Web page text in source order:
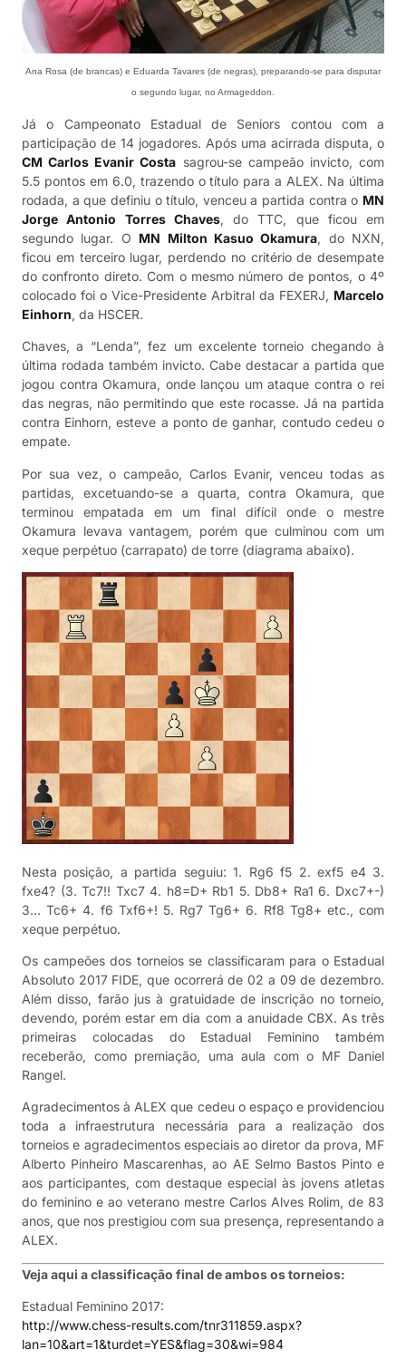
Ana Rosa (de brancas) e Eduarda Tavares (de negras), preparando-se para disputar
o segundo lugar, no Armageddon.
Já o Campeonato Estadual de Seniors contou com a
participação de 14 jogadores. Após uma acirrada disputa, o
CM Carlos Evanir Costa sagrou-se campeão invicto, com
5.5 pontos em 6.0, trazendo o título para a ALEX. Na última
rodada, a que definiu o título, venceu a partida contra o MN
Jorge Antonio Torres Chaves, do TTC, que ficou em
segundo lugar. O MN Milton Kasuo Okamura, do NXN,
ficou em terceiro lugar, perdendo no critério de desempate
do confronto direto. Com o mesmo número de pontos, o 4º
colocado foi o Vice-Presidente Arbitral da FEXERJ, Marcelo
Einhorn, da HSCER.
Chaves, a “Lenda”, fez um excelente torneio chegando à
última rodada também invicto. Cabe destacar a partida que
jogou contra Okamura, onde lançou um ataque contra o rei
das negras, não permitindo que este rocasse. Já na partida
contra Einhorn, esteve a ponto de ganhar, contudo cedeu o
empate.
Por sua vez, o campeão, Carlos Evanir, venceu todas as
partidas, excetuando-se a quarta, contra Okamura, que
terminou empatada em um final difícil onde o mestre
Okamura levava vantagem, porém que culminou com um
xeque perpétuo (carrapato) de torre (diagrama abaixo).
Nesta posição, a partida seguiu: 1. Rg6 f5 2. exf5 e4 3.
fxe4? (3. Tc7!! Txc7 4. h8=D+ Rb1 5. Db8+ Ra1 6. Dxc7+-)
3… Tc6+ 4. f6 Txf6+! 5. Rg7 Tg6+ 6. Rf8 Tg8+ etc., com
xeque perpétuo.
Os campeões dos torneios se classificaram para o Estadual
Absoluto 2017 FIDE, que ocorrerá de 02 a 09 de dezembro.
Além disso, farão jus à gratuidade de inscrição no torneio,
devendo, porém estar em dia com a anuidade CBX. As três
primeiras colocadas do Estadual Feminino também
receberão, como premiação, uma aula com o MF Daniel
Rangel.
Agradecimentos à ALEX que cedeu o espaço e providenciou
toda a infraestrutura necessária para a realização dos
torneios e agradecimentos especiais ao diretor da prova, MF
Alberto Pinheiro Mascarenhas, ao AE Selmo Bastos Pinto e
aos participantes, com destaque especial às jovens atletas
do feminino e ao veterano mestre Carlos Alves Rolim, de 83
anos, que nos prestigiou com sua presença, representando a
ALEX.
Veja aqui a classificação final de ambos os torneios:
Estadual Feminino 2017:
http://www.chess-results.com/tnr311859.aspx?
lan=10&art=1&turdet=YES&flag=30&wi=984